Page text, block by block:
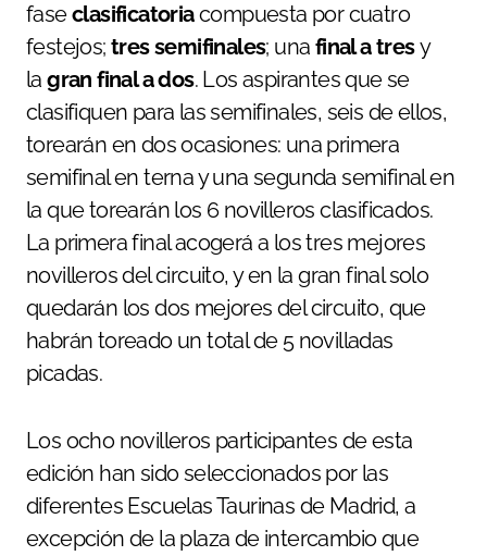
faseclasificatoriacompuesta por cuatro
festejos;tres semifinales; una final a tresy
lagran final a dos. Los aspirantes que se
clasifiquen para las semifinales, seis de ellos,
torearán en dos ocasiones: una primera
semifinal en terna y una segunda semifinal en
la que torearán los 6 novilleros clasificados.
La primera final acogerá a los tres mejores
novilleros del circuito, y en la gran final solo
quedarán los dos mejores del circuito, que
habrán toreado un total de 5 novilladas
picadas.
Los ocho novilleros participantes de esta
edición han sido seleccionados por las
diferentes Escuelas Taurinas de Madrid, a
excepción de la plaza de intercambio que